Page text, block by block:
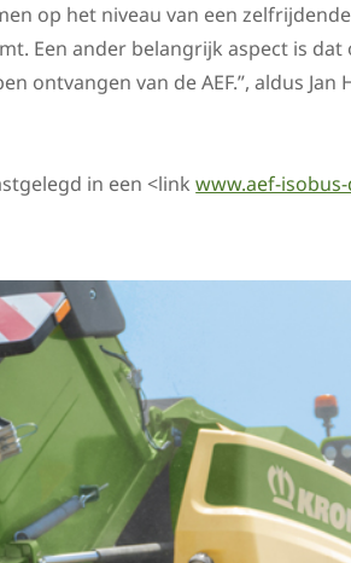
op het niveau van een
Een ander belangrijk aspect is
van de AEF.”, aldus
in een <linkwww.aef-